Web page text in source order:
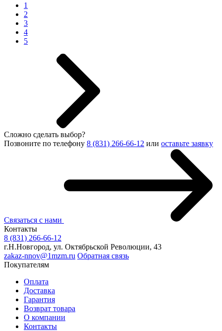
1
2
3
4
5
Сложно сделать выбор?
Позвоните по телефону 8 (831) 266-66-12 или оставьте заявку
Связаться с нами
Контакты
8 (831) 266-66-12
г.Н.Новгород, ул. Октябрьской Революции, 43
zakaz-nnov@1mzm.ru Обратная связь
Покупателям
Оплата
Доставка
Гарантия
Возврат товара
О компании
Контакты